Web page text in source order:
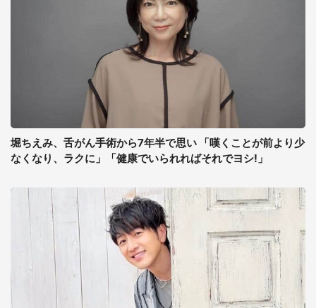
堀ちえみ、舌がん手術から7年半で思い 「嘆くことが前より少
なくなり、ラクに」「健康でいられればそれでヨシ!」